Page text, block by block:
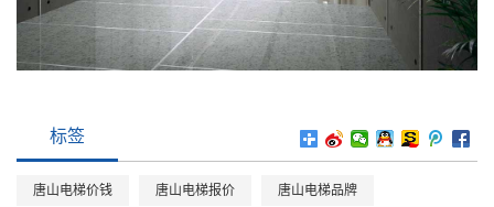
标签
唐山电梯价钱 唐山电梯报价 唐山电梯品牌